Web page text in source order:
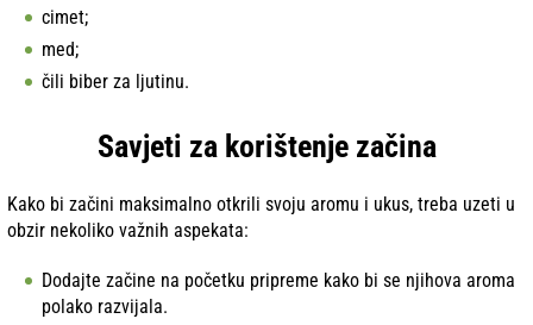
cimet;
med;
čili biber za ljutinu.
Savjeti za korištenje začina
Kako bi začini maksimalno otkrili svoju aromu i ukus, treba uzeti u
obzir nekoliko važnih aspekata:
Dodajte začine na početku pripreme kako bi se njihova aroma
polako razvijala.